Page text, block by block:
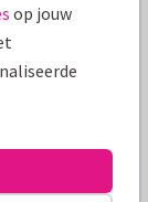
is
passen
op jouw